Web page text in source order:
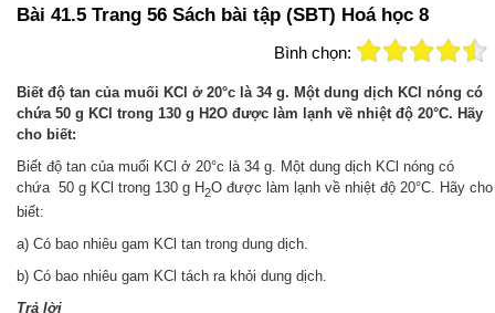
Bài 41.5 Trang 56 Sách bài tập (SBT) Hoá học 8
Bình chọn:
Biết độ tan của muối KCl ở 20°c là 34 g. Một dung dịch KCl nóng có
chứa 50 g KCl trong 130 g H2O được làm lạnh về nhiệt độ 20°C. Hãy
cho biết:
Biết độ tan của muối KCl ở 20°c là 34 g. Một dung dịch KCl nóng có
chứa 50 g KCl trong 130 g H2O được làm lạnh về nhiệt độ 20°C. Hãy cho
biết:
a) Có bao nhiêu gam KCl tan trong dung dịch.
b) Có bao nhiêu gam KCl tách ra khỏi dung dịch.
Trả lời